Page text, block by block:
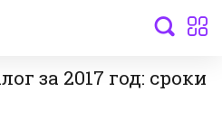
за 2017 год: сроки